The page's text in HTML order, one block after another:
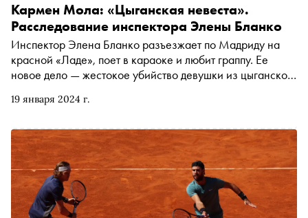
19 января 2024 г.
Кармен Мола: «Цыганская невеста».
Расследование инспектора Элены Бланко
Инспектор Элена Бланко разъезжает по Мадриду на
красной «Ладе», поет в караоке и любит граппу. Ее
новое дело — жестокое убийство девушки из цыганской
тоже накануне свадьбы была убита ее старшая сестра
книга из серии вышла в декабре в издательстве
«Синдбад» в переводе Татьяны Ильинской. «Сноб»
публикует две главы